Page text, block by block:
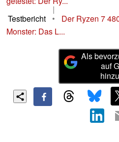
|
Testbericht
•
Der Ryzen 7
Monster: Das L...
Als
auf